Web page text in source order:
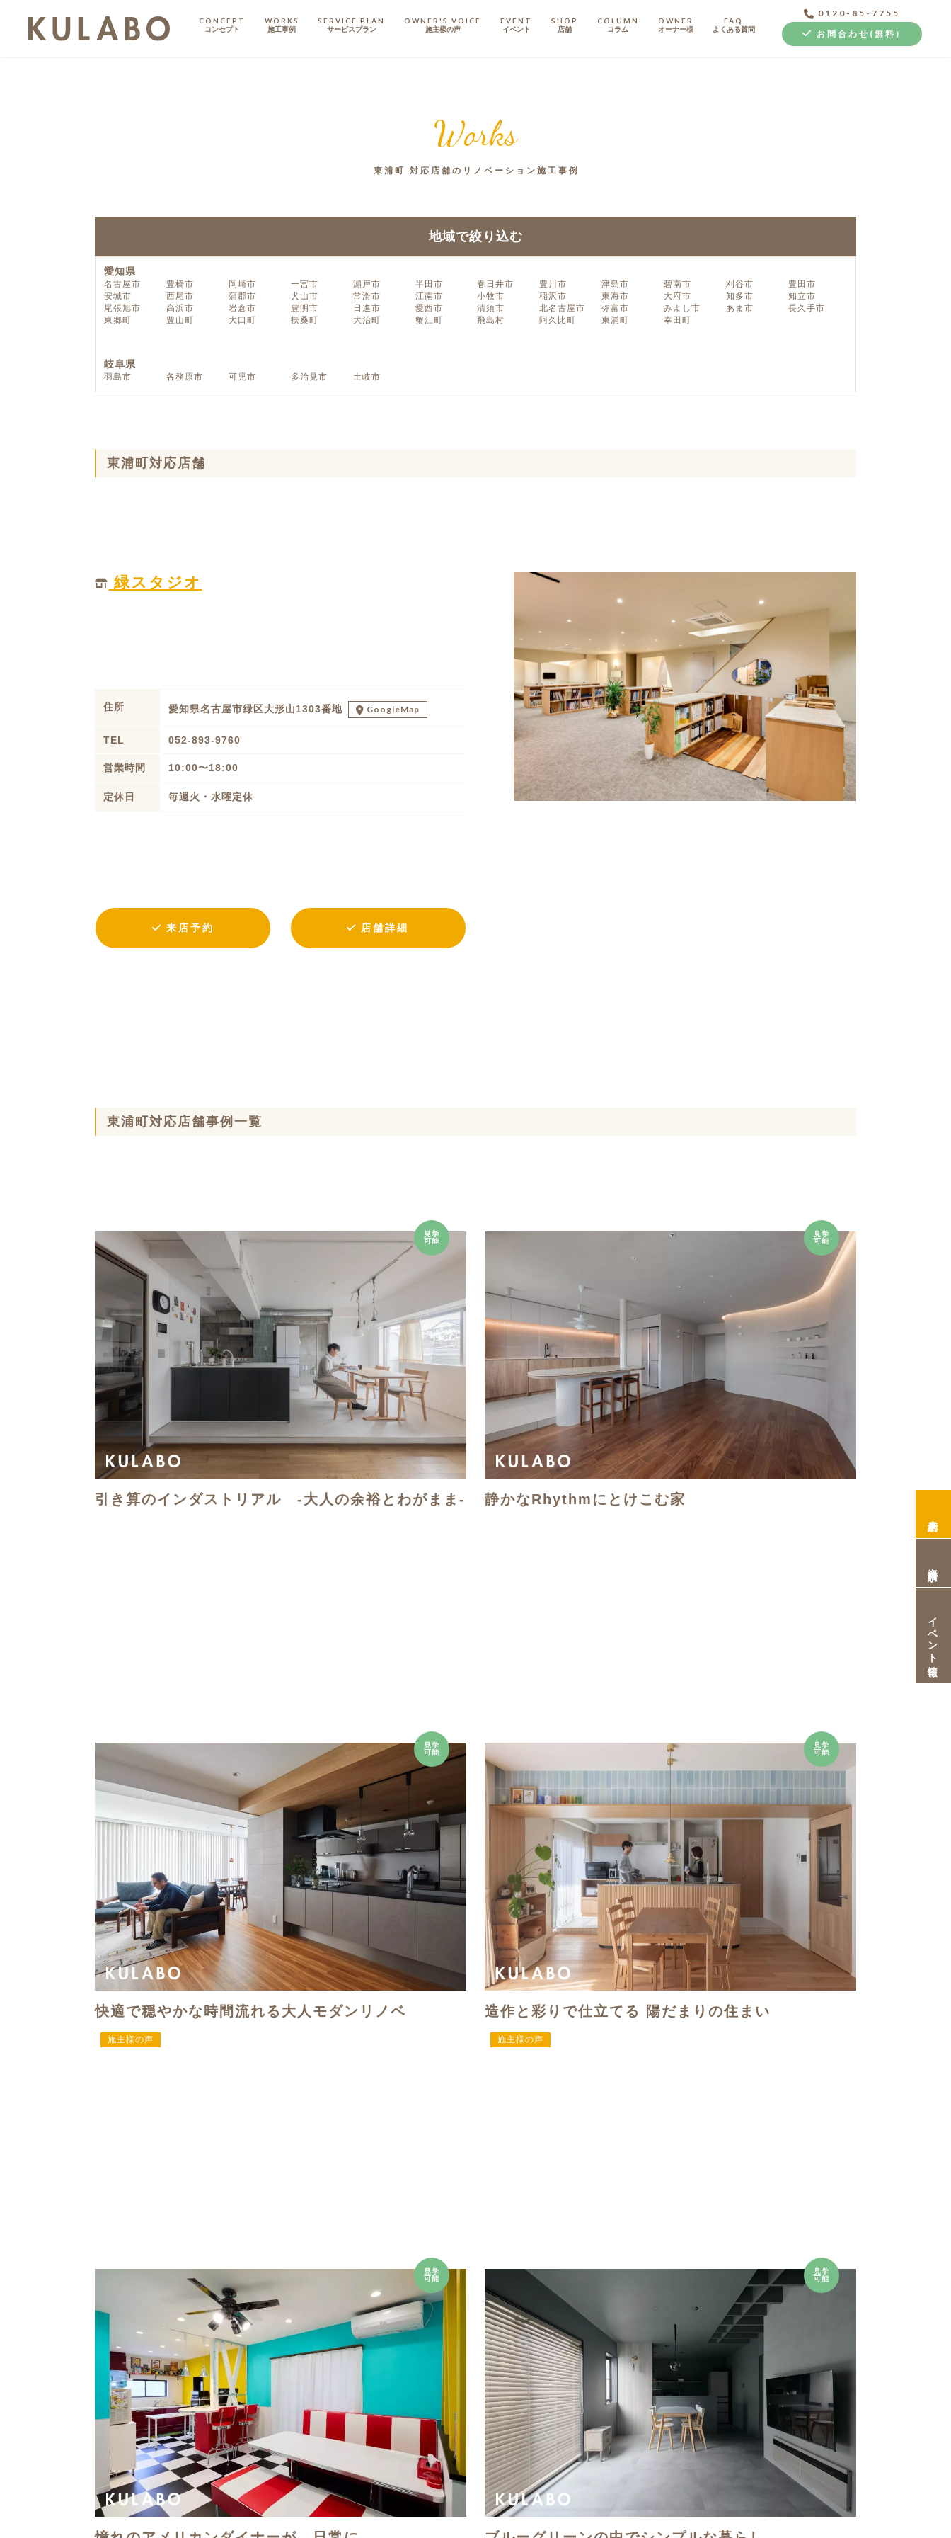
CONCEPT
コンセプト
WORKS
施工事例
SERVICE PLAN
サービスプラン
OWNER'S VOICE
施主樣の声
EVENT
イベント
SHOP
店舗
COLUMN
コラム
OWNER
オーナー様
FAQ
よくある質問
0120-85-7755
お問合わせ(無料)
イベント情報
Works
東浦町 対応店舗のリノベーション施工事例
地域で絞り込む
愛知県
名古屋市 豊橋市 岡崎市 一宮市 瀬戸市 半田市 春日井市 豊川市 津島市 碧南市 刈谷市
豊田市
安城市
西尾市 蒲郡市 犬山市 常滑市 江南市 小牧市 稲沢市 東海市 大府市 知多市
知立市
尾張旭市
高浜市 岩倉市 豊明市 日進市 愛西市 清須市 北名古屋市 弥富市 みよし市 あま市
長久手市
東郷町
豊山町 大口町 扶桑町 大治町 蟹江町 飛島村 阿久比町 東浦町 幸田町
岐阜県
羽島市 各務原市 可児市 多治見市 土岐市
東浦町対応店舗
緑スタジオ
住所 愛知県名古屋市緑区大形山1303番地 GoogleMap
TEL 052-893-9760
営業時間 10:00〜18:00
定休日 毎週火・水曜定休
来店予約 店舗詳細
東浦町対応店舗事例一覧
見学
可能
引き算のインダストリアル -大人の余裕とわがまま-
見学
可能
静かなRhythmにとけこむ家
見学
可能
快適で穏やかな時間流れる大人モダンリノベ
施主様の声
見学
可能
造作と彩りで仕立てる 陽だまりの住まい
施主様の声
見学
可能
見学
可能